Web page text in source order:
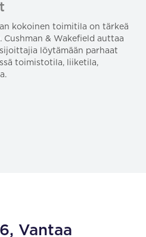
kokoinen toimitila on tärkeä
Cushman & Wakefield auttaa
löytämään parhaat
toimistotila, liiketila,
Vantaa